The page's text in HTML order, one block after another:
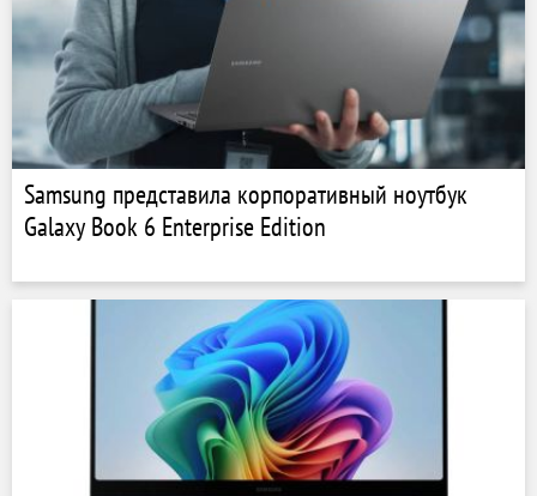
Samsung представила корпоративный ноутбук
Galaxy Book 6 Enterprise Edition